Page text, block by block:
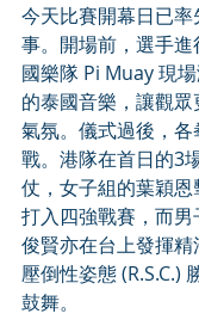
今天比賽開幕日已
事。開場前，選手
國樂隊 Pi Muay 現
的泰國音樂，讓觀
氣氛。儀式過後，
戰。港隊在首日的3
仗，女子組的葉穎
打入四強戰賽，而
俊賢亦在台上發揮
壓倒性姿態 (R.S.C.)
鼓舞。